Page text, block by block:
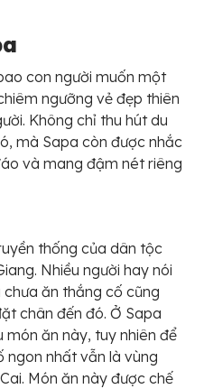
con người muốn một
ngưỡng vẻ đẹp thiên
Không chỉ thu hút du
mà Sapa còn được nhắc
và mang đậm nét riêng
thống của dân tộc
Nhiều người hay nói
ăn thắng cố cũng
chân đến đó. Ở Sapa
món ăn này, tuy nhiên để
ngon nhất vẫn là vùng
Món ăn này được chế